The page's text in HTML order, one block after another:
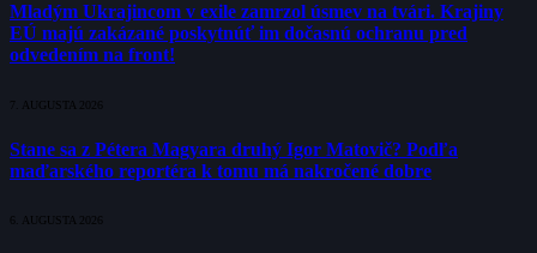
Mladým Ukrajincom v exile zamrzol úsmev na tvári. Krajiny
EÚ majú zakázané poskytnúť im dočasnú ochranu pred
odvedením na front!
7. AUGUSTA 2026
Stane sa z Pétera Magyara druhý Igor Matovič? Podľa
maďarského reportéra k tomu má nakročené dobre
6. AUGUSTA 2026